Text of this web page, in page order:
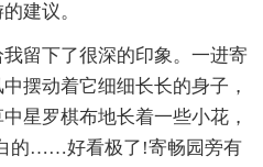
建议。
留下了很深的印象。一进寄
摆动着它细细长长的身子，
星罗棋布地长着一些小花，
的……好看极了!寄畅园旁有